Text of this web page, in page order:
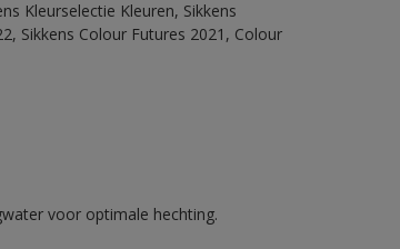
Kleurselectie Kleuren, Sikkens
Sikkens Colour Futures 2021, Colour
voor optimale hechting.